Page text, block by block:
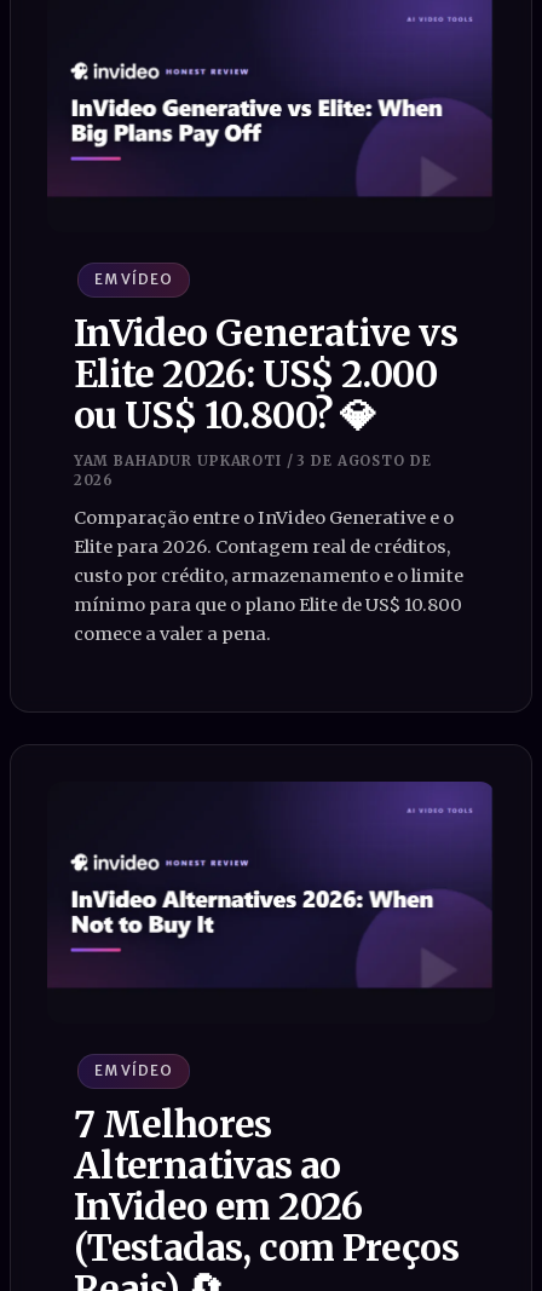
EM VÍDEO
InVideo Generative vs
Elite 2026: US$ 2.000
ou US$ 10.800? 💎
YAM BAHADUR UPKAROTI / 3 DE AGOSTO DE
2026
Comparação entre o InVideo Generative e o
Elite para 2026. Contagem real de créditos,
custo por crédito, armazenamento e o limite
mínimo para que o plano Elite de US$ 10.800
comece a valer a pena.
EM VÍDEO
7 Melhores
Alternativas ao
InVideo em 2026
(Testadas, com Preços